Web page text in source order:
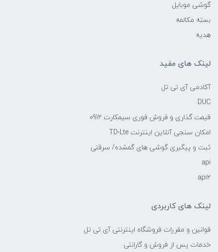
گوشی موبایل
بسته مکالمه
هدیه
لینک های مفید
آکادمی آی تی تل
DUC
قیمت گذاری و فروش فوری سیمکارت 0912
امکان سنجی آنلاین اینترنت TD-Lte
ثبت و پیگیری گوشی های گمشده/ سرقتی
api
api2
لینک های کاربردی
قوانین و مقررات فروشگاه اینترنتی آی تی تل
خدمات پس از فروش و گارانتی